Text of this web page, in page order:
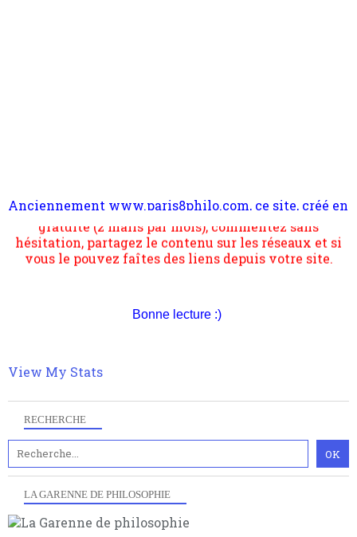
RECHERCHE
LA GARENNE DE PHILOSOPHIE
2006 lors du mouvement anti-CPE, a rendu compte de
s'occupe plus largement de rendre compte d'une
transformation dans les paradigmes philosophiques
suivant la pensée du Dehors ou du Surpli, omme la
quantique, résolvant la plupart des impasses
articles pour être apte à un plus grand nombre de
gratuite (2 mails par mois), commentez sans
hésitation, partagez le contenu sur les réseaux et si
vous le pouvez faîtes des liens depuis votre site.
Bonne lecture :)
View My Stats